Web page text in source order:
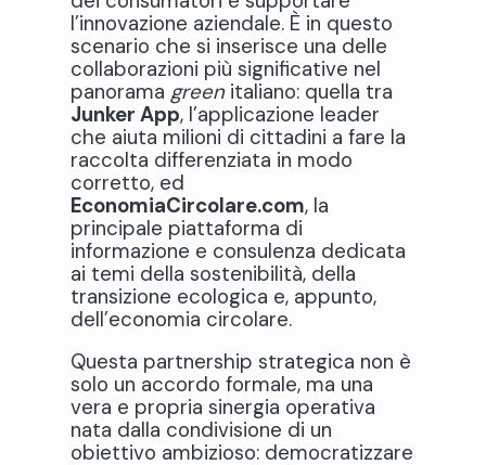
l’innovazione aziendale. È in questo
scenario che si inserisce una delle
collaborazioni più significative nel
panorama greenitaliano: quella tra
Junker App, l’applicazione leader
che aiuta milioni di cittadini a fare la
raccolta differenziata in modo
corretto, ed
EconomiaCircolare.com, la
principale piattaforma di
informazione e consulenza dedicata
ai temi della sostenibilità, della
transizione ecologica e, appunto,
dell’economia circolare.
Questa partnership strategica non è
solo un accordo formale, ma una
vera e propria sinergia operativa
nata dalla condivisione di un
obiettivo ambizioso: democratizzare